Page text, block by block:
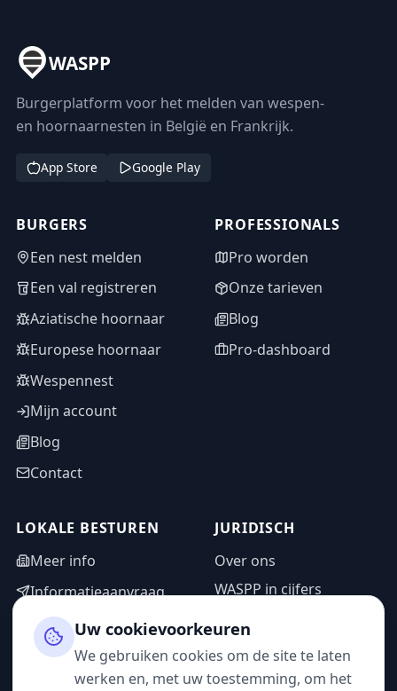
WASPP
Burgerplatform voor het melden van wespen-
en hoornaarnesten in België en Frankrijk.
App Store Google Play
BURGERS
Een nest melden
Een val registreren
Aziatische hoornaar
Europese hoornaar
Wespennest
Mijn account
Blog
Contact
PROFESSIONALS
Pro worden
Onze tarieven
Blog
Pro-dashboard
LOKALE BESTUREN
Meer info
Informatieaanvraag
Adminzone
JURIDISCH
Over ons
WASPP in cijfers
Privacybeleid
Gebruiksvoorwaarden
Uw cookievoorkeuren
We gebruiken cookies om de site te laten
werken en, met uw toestemming, om het